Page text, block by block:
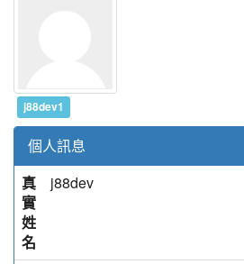
j88dev1
個人訊息
真
實
姓
名
j88dev